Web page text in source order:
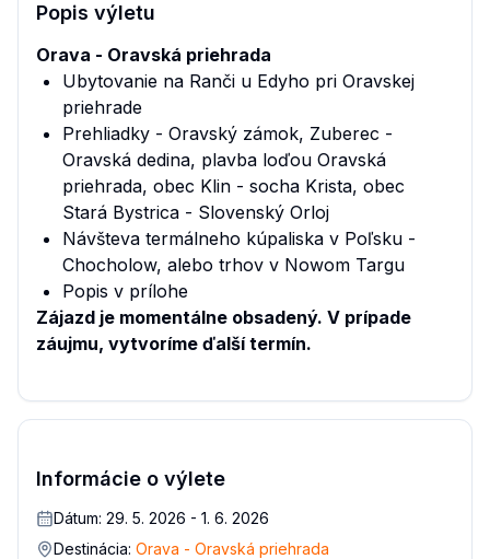
Popis výletu
Orava - Oravská priehrada
Ubytovanie na Ranči u Edyho pri Oravskej
priehrade
Prehliadky - Oravský zámok, Zuberec -
Oravská dedina, plavba loďou Oravská
priehrada, obec Klin - socha Krista, obec
Stará Bystrica - Slovenský Orloj
Návšteva termálneho kúpaliska v Poľsku -
Chocholow, alebo trhov v Nowom Targu
Popis v prílohe
Zájazd je momentálne obsadený. V prípade
záujmu, vytvoríme ďalší termín.
Informácie o výlete
Dátum: 29. 5. 2026 - 1. 6. 2026
Destinácia: Orava - Oravská priehrada